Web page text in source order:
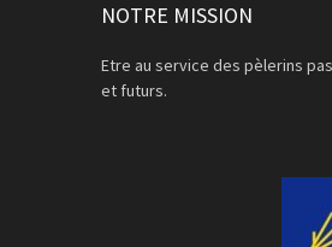
NOTRE MISSION
Etre au service des pèlerins
et futurs.